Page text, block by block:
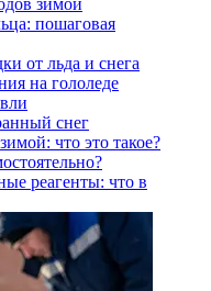
пошаговая
от льда и снега
на гололеде
снег
что это такое?
реагенты: что в